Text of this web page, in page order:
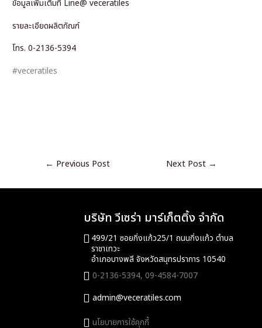
ข้อมูลเพิ่มเติมที่ Line@ veceratiles
รายละเอียดผลิตภัณฑ์
โทร. 0-2136-5394
#veceratiles
← Previous Post Next Post →
บริษัท วีเซร่า มาร์เก็ตติ้ง จำกัด
499/21 ซอยกิ่งแก้ว25/1 ถนนกิ่งแก้ว ตำบล
ราชาเทวะ
อำเภอบางพลี จังหวัดสมุทรปราการ 10540
0-2136-5394, 09-4584-7007
admin@veceratiles.com
นโยบายการใช้คุกกี้